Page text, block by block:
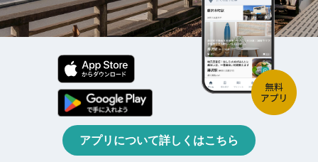
アプリについて詳しくはこちら